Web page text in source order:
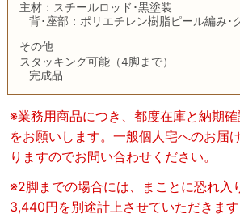
主材：スチールロッド･黒塗装
背･座部：ポリエチレン樹脂ピール編み･
その他
スタッキング可能（4脚まで）
完成品
※業務用商品につき、都度在庫と納期
をお願いします。一般個人宅へのお届
りますのでお問い合わせください。
※2脚までの場合には、まことに恐れ入
3,440円を別途計上させていただきます